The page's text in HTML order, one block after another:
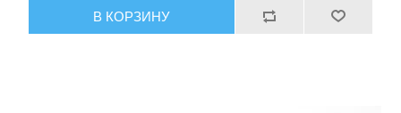
В КОРЗИНУ